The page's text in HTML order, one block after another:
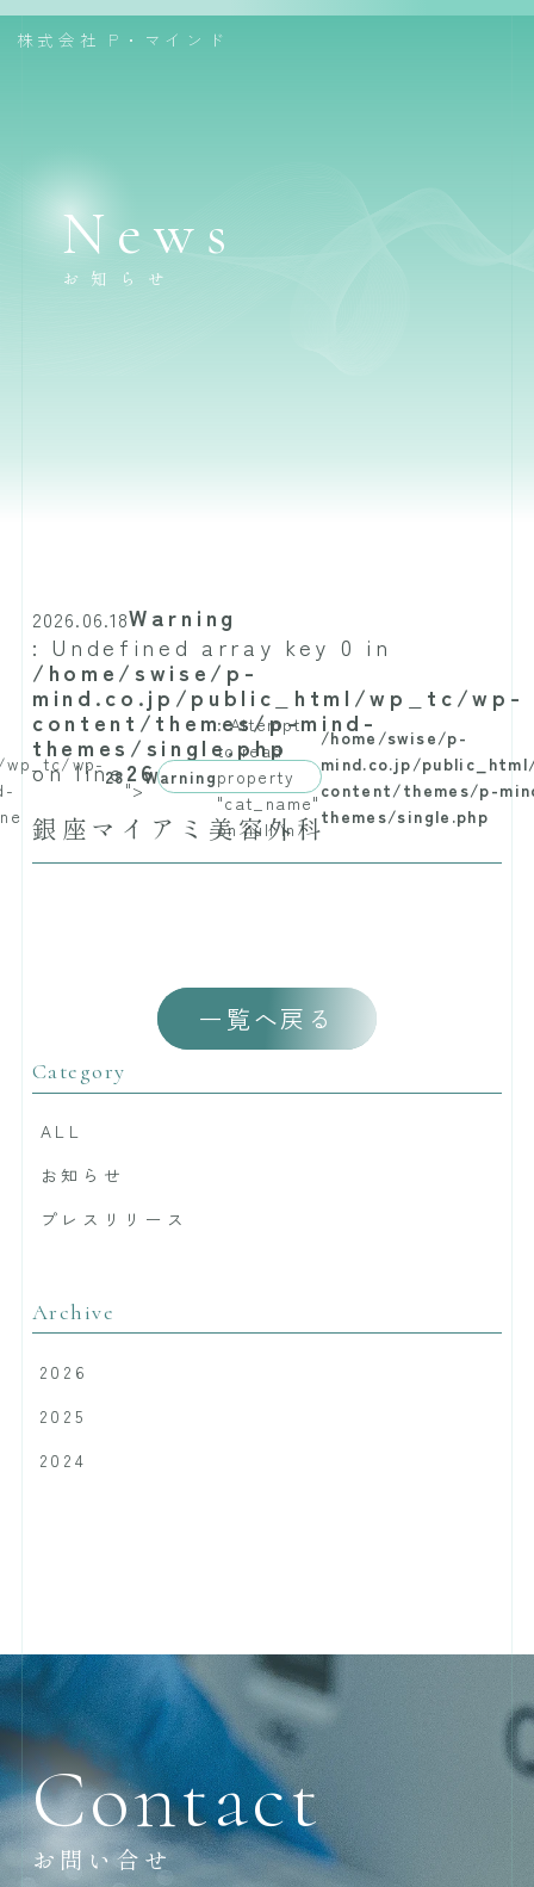
株式会社 P・マインド
News
お知らせ
2026.06.18Warning
: Undefined array key 0 in
/home/swise/p-
mind.co.jp/public_html/wp_tc/wp-
content/themes/p-mind-
themes/single.php
on line26
wp_tc/wp-
28
">
Warning
: Attempt
to read
property
"cat_name"
on null in
/home/swise/p-
mind.co.jp/
content/themes/p-
themes/single.php
銀座マイアミ美容外科
一覧へ戻る
Category
ALL
お知らせ
プレスリリース
Archive
2026
2025
2024
Contact
お問い合せ